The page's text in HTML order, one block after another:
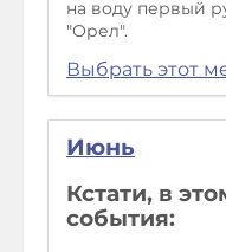
на воду первый
"Орел".
Выбрать этот
Июнь
Кстати, в
события: